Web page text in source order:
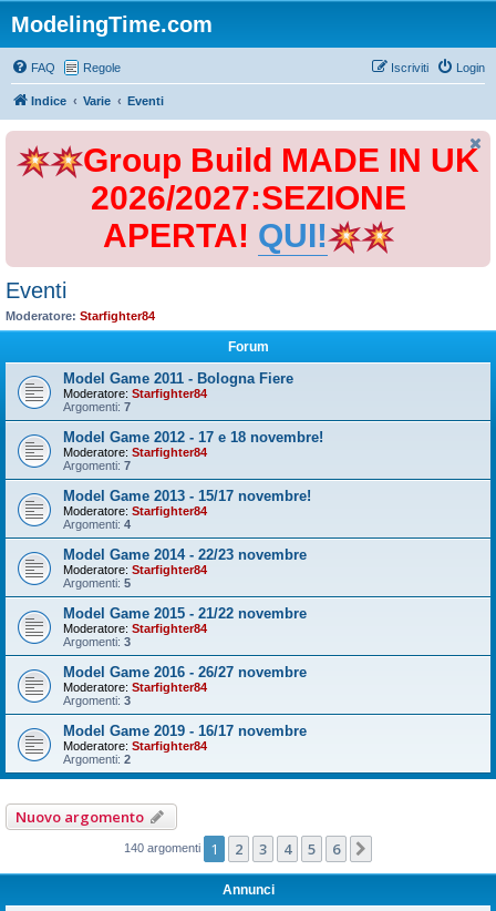
ModelingTime.com
FAQ Regole Login
Iscriviti
Indice Varie Eventi
Group Build MADE IN UK
2026/2027:SEZIONE
APERTA! QUI!
Eventi
Moderatore: Starfighter84
Forum
Model Game 2011 - Bologna Fiere
Moderatore: Starfighter84
Argomenti: 7
Model Game 2012 - 17 e 18 novembre!
Moderatore: Starfighter84
Argomenti: 7
Model Game 2013 - 15/17 novembre!
Moderatore: Starfighter84
Argomenti: 4
Model Game 2014 - 22/23 novembre
Moderatore: Starfighter84
Argomenti: 5
Model Game 2015 - 21/22 novembre
Moderatore: Starfighter84
Argomenti: 3
Model Game 2016 - 26/27 novembre
Moderatore: Starfighter84
Argomenti: 3
Model Game 2019 - 16/17 novembre
Moderatore: Starfighter84
Argomenti: 2
Nuovo argomento
140 argomenti 1 2 3 4 5 6
Annunci